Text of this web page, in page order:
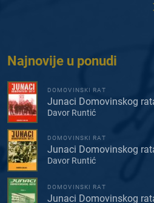
Najnovije u ponudi
DOMOVINSKI RAT
Junaci Domovinskog
Davor Runtić
DOMOVINSKI RAT
Junaci Domovinskog
Davor Runtić
DOMOVINSKI RAT
Junaci Domovinskog